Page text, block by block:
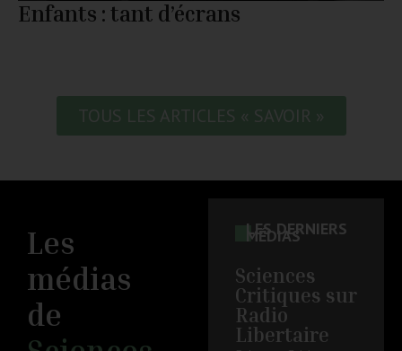
Enfants : tant d’écrans
TOUS LES ARTICLES « SAVOIR »
Les
médias
de
LES DERNIERS
MÉDIAS
Sciences
Critiques sur
Radio
Libertaire